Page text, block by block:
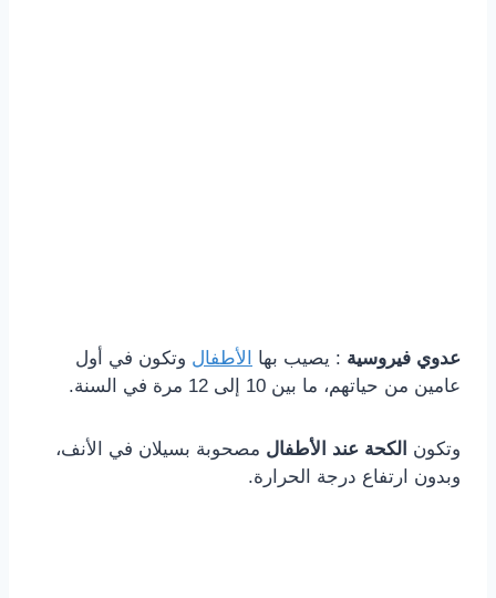
عدوي فيروسية : يصيب بها الأطفال وتكون في أول
عامين من حياتهم، ما بين 10 إلى 12 مرة في السنة.
وتكون الكحة عند الأطفال مصحوبة بسيلان في الأنف،
وبدون ارتفاع درجة الحرارة.